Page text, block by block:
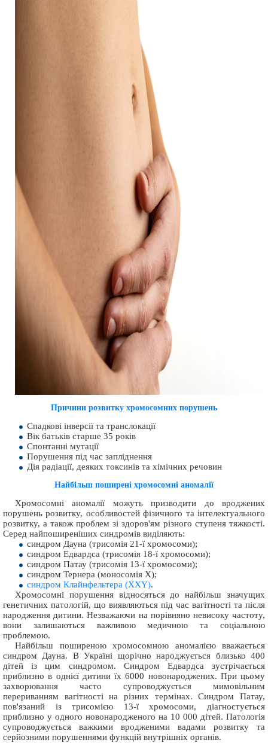
Причини розвитку хромосомних порушень
Спадкові інверсії та транслокації
Вік батьків старше 35 років
Спонтанні мутації
Порушення під час запліднення
Дія радіації, деяких токсинів та хімічних речовин
Найбільш поширені хромосомні аномалії
Хромосомні аномалії можуть призводити до вроджених
порушень розвитку, особливостей фізичного та інтелектуального
розвитку, а також проблем зі здоров'ям різного ступеня тяжкості.
Серед найпоширеніших синдромів виділяють:
синдром Дауна (трисомія 21-ї хромосоми);
синдром Едвардса (трисомія 18-ї хромосоми);
синдром Патау (трисомія 13-ї хромосоми);
синдром Тернера (моносомія X);
синдром Клайнфельтера (XXY).
Хромосомні порушення відносяться до найбільш значущих
генетичних патологій, що виявляються під час вагітності та після
народження дитини. Незважаючи на порівняно невисоку частоту,
вони залишаються важливою медичною та соціальною
проблемою.
Найбільш поширеною хромосомною аномалією вважається
синдром Дауна. В Україні щорічно народжується близько 400
дітей із цим синдромом. Синдром Едвардса зустрічається
приблизно в однієї дитини їх 6000 новонароджених. При цьому
захворювання часто супроводжується мимовільним
перериванням вагітності на різних термінах. Синдром Патау,
пов'язаний із трисомією 13-ї хромосоми, діагностується
приблизно у одного новонародженого на 10 000 дітей. Патологія
супроводжується важкими вродженими вадами розвитку та
серйозними порушеннями функцій внутрішніх органів.